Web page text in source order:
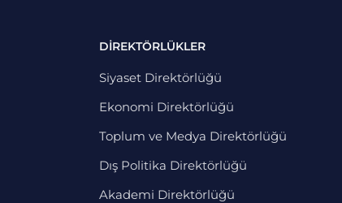
DİREKTÖRLÜKLER
Siyaset Direktörlüğü
Ekonomi Direktörlüğü
Toplum ve Medya Direktörlüğü
Dış Politika Direktörlüğü
Akademi Direktörlüğü